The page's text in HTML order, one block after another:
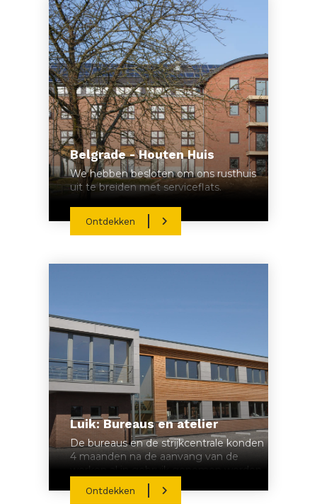
Belgrade - Houten Huis
We hebben besloten om ons rusthuis
uit te breiden met serviceflats.
Ontdekken
Luik: Bureaus en atelier
De bureaus en de strijkcentrale konden
4 maanden na de aanvang van de
werken al in gebruik genomen worden.
Ontdekken